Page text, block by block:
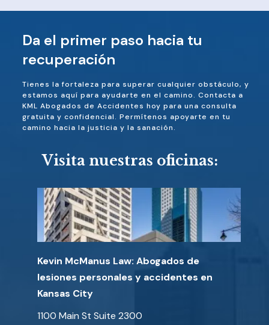
Da el primer paso hacia tu
recuperación
Tienes la fortaleza para superar cualquier obstáculo, y
estamos aquí para ayudarte en el camino. Contacta a
KML Abogados de Accidentes hoy para una consulta
gratuita y confidencial. Permítenos apoyarte en tu
camino hacia la justicia y la sanación.
Visita nuestras oficinas:
Kevin McManus Law: Abogados de
lesiones personales y accidentes en
Kansas City
1100 Main St Suite 2300